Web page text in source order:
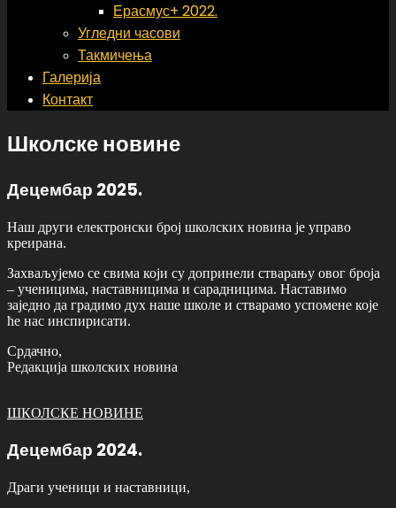
Ерасмус+ 2022.
Угледни часови
Такмичења
Галерија
Контакт
Школске новине
Децембар 2025.
Наш други електронски број школских новина је управо
креирана.
Захваљујемо се свима који су допринели стварању овог броја
– ученицима, наставницима и сарадницима. Наставимо
заједно да градимо дух наше школе и стварамо успомене које
ће нас инспирисати.
Срдачно,
Редакција школских новина
ШКОЛСКЕ НОВИНЕ
Децембар 2024.
Драги ученици и наставници,